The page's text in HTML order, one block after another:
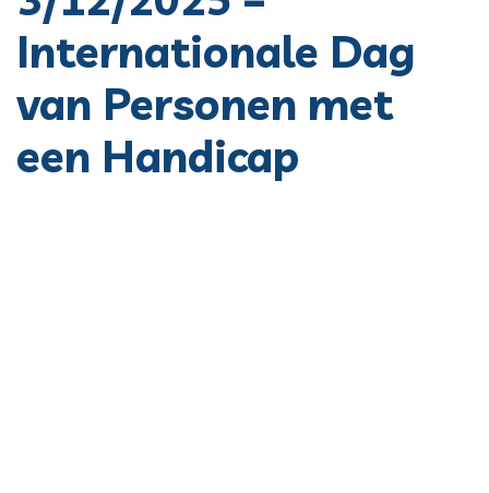
Internationale Dag
van Personen met
een Handicap